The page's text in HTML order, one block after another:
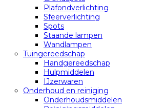
Plafondverlichting
Sfeerverlichting
Spots
Staande lampen
Wandlampen
Tuingereedschap
Handgereedschap
Hulpmiddelen
IJzerwaren
Onderhoud en reiniging
Onderhoudsmiddelen